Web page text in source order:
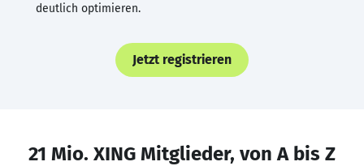
deutlich optimieren.
Jetzt registrieren
21 Mio. XING Mitglieder, von A bis Z